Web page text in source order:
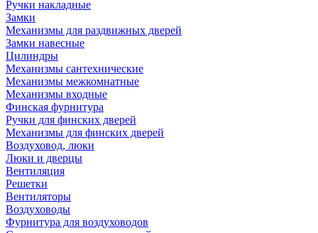
Ручки накладные
Замки
Механизмы для раздвижных дверей
Замки навесные
Цилиндры
Механизмы сантехнические
Механизмы межкомнатные
Механизмы входные
Финская фурнитура
Ручки для финских дверей
Механизмы для финских дверей
Воздуховод, люки
Люки и дверцы
Вентиляция
Решетки
Вентиляторы
Воздуховоды
Фурнитура для воздуховодов